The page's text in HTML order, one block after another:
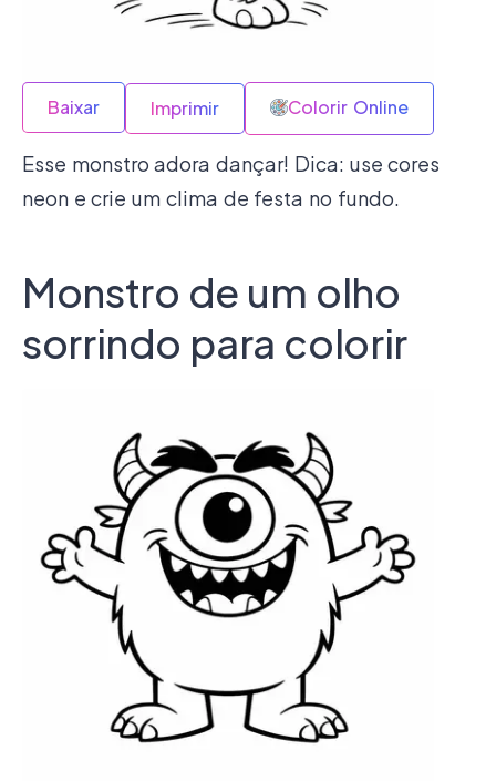
Baixar Imprimir Colorir Online
Esse monstro adora dançar! Dica: use cores
neon e crie um clima de festa no fundo.
Monstro de um olho
sorrindo para colorir